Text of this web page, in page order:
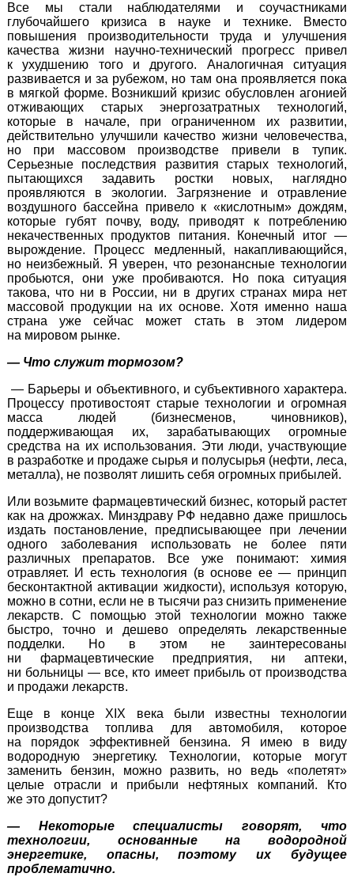
Все мы стали наблюдателями и соучастниками
глубочайшего кризиса в науке и технике. Вместо
повышения производительности труда и улучшения
качества жизни научно-технический прогресс привел
к ухудшению того и другого. Аналогичная ситуация
развивается и за рубежом, но там она проявляется пока
в мягкой форме. Возникший кризис обусловлен агонией
отживающих старых энергозатратных технологий,
которые в начале, при ограниченном их развитии,
действительно улучшили качество жизни человечества,
но при массовом производстве привели в тупик.
Серьезные последствия развития старых технологий,
пытающихся задавить ростки новых, наглядно
проявляются в экологии. Загрязнение и отравление
воздушного бассейна привело к «кислотным» дождям,
которые губят почву, воду, приводят к потреблению
некачественных продуктов питания. Конечный итог —
вырождение. Процесс медленный, накапливающийся,
но неизбежный. Я уверен, что резонансные технологии
пробьются, они уже пробиваются. Но пока ситуация
такова, что ни в России, ни в других странах мира нет
массовой продукции на их основе. Хотя именно наша
страна уже сейчас может стать в этом лидером
на мировом рынке.
— Что служит тормозом?
— Барьеры и объективного, и субъективного характера.
Процессу противостоят старые технологии и огромная
масса людей (бизнесменов, чиновников),
поддерживающая их, зарабатывающих огромные
средства на их использования. Эти люди, участвующие
в разработке и продаже сырья и полусырья (нефти, леса,
металла), не позволят лишить себя огромных прибылей.
Или возьмите фармацевтический бизнес, который растет
как на дрожжах. Минздраву РФ недавно даже пришлось
издать постановление, предписывающее при лечении
одного заболевания использовать не более пяти
различных препаратов. Все уже понимают: химия
отравляет. И есть технология (в основе ее — принцип
бесконтактной активации жидкости), используя которую,
можно в сотни, если не в тысячи раз снизить применение
лекарств. С помощью этой технологии можно также
быстро, точно и дешево определять лекарственные
подделки. Но в этом не заинтересованы
ни фармацевтические предприятия, ни аптеки,
ни больницы — все, кто имеет прибыль от производства
и продажи лекарств.
Еще в конце XIX века были известны технологии
производства топлива для автомобиля, которое
на порядок эффективней бензина. Я имею в виду
водородную энергетику. Технологии, которые могут
заменить бензин, можно развить, но ведь «полетят»
целые отрасли и прибыли нефтяных компаний. Кто
же это допустит?
— Некоторые специалисты говорят, что
технологии, основанные на водородной
энергетике, опасны, поэтому их будущее
проблематично.